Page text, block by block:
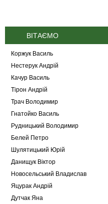
ВІТАЄМО
Коржук Василь
Нестерук Андрій
Качур Василь
Тірон Андрій
Трач Володимир
Гнатойко Василь
Рудницький Володимир
Белей Петро
Шулятицький Юрій
Данищук Віктор
Новосельський Владислав
Яцурак Андрій
Дутчак Яна